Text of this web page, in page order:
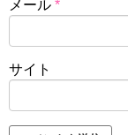
メール *
サイト